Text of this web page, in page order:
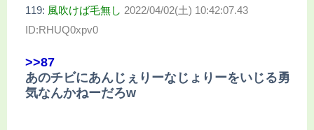
119: 風吹けば毛無し 2022/04/02(土) 10:42:07.43
ID:RHUQ0xpv0
>>87
あのチビにあんじぇりーなじょりーをいじる勇
気なんかねーだろw